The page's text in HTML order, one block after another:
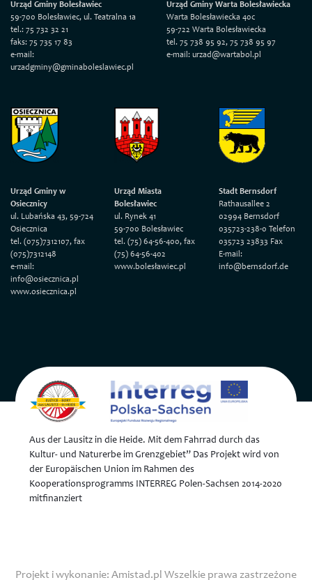
Urząd Gminy Bolesławiec
59-700 Bolesławiec, ul. Teatralna 1a
tel.: 75 732 32 21
faks: 75 735 17 83
e-mail:
urzadgminy@gminaboleslawiec.pl
Urząd Gminy Warta Bolesławiecka
Warta Bolesławiecka 40c
59-722 Warta Bolesławiecka
tel. 75 738 95 92, 75 738 95 97
e-mail: urzad@wartabol.pl
Urząd Gminy w
Osiecznicy
ul. Lubańska 43, 59-724
Osiecznica
tel. (075)7312107, fax
(075)7312148
e-mail:
info@osiecznica.pl
www.osiecznica.pl
Urząd Miasta
Bolesławiec
ul. Rynek 41
59-700 Bolesławiec
tel. (75) 64-56-400, fax
(75) 64-56-402
www.bolesławiec.pl
Stadt Bernsdorf
Rathausallee 2
02994 Bernsdorf
035723-238-0 Telefon
035723 23833 Fax
E-mail:
info@bernsdorf.de
Aus der Lausitz in die Heide. Mit dem Fahrrad durch das
Kultur- und Naturerbe im Grenzgebiet” Das Projekt wird von
der Europäischen Union im Rahmen des
Kooperationsprogramms INTERREG Polen-Sachsen 2014-2020
mitfinanziert
Projekt i wykonanie: Amistad.pl Wszelkie prawa zastrzeżone